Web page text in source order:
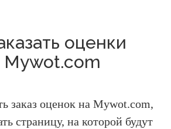
оценки
Mywot.com
заказ оценок на Mywot.com,
страницу, на которой будут